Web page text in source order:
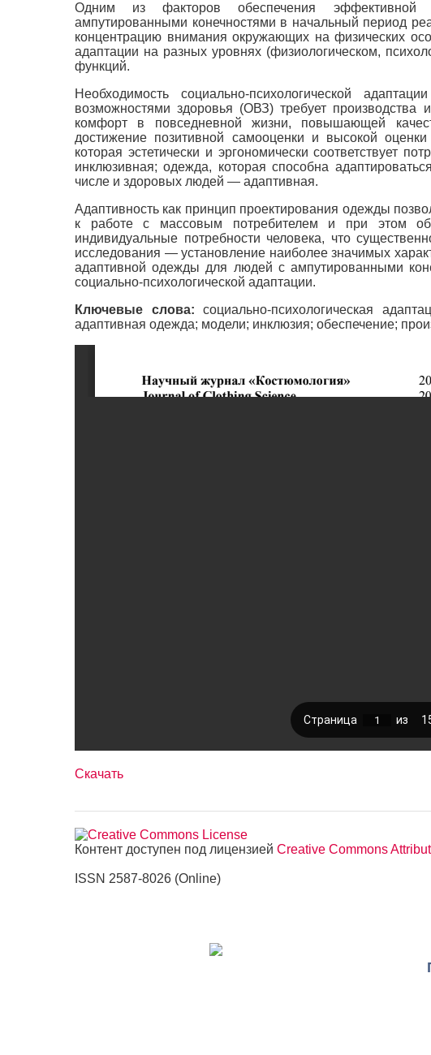
Одним из факторов обеспечения эффективной
ампутированными конечностями в начальный период
концентрацию внимания окружающих на физических
адаптации на разных уровнях (физиологическом,
функций.
Необходимость социально-психологической
возможностями здоровья (ОВЗ) требует
комфорт в повседневной жизни, повышающей
достижение позитивной самооценки и высокой
которая эстетически и эргономически соответствует
инклюзивная; одежда, которая способна
числе и здоровых людей — адаптивная.
Адаптивность как принцип проектирования одежды
к работе с массовым потребителем и при этом
индивидуальные потребности человека, что
исследования — установление наиболее значимых
адаптивной одежды для людей с ампутированными
социально-психологической адаптации.
Ключевые слова: социально-психологическая
адаптивная одежда; модели; инклюзия; обеспечение;
Скачать
Контент доступен под лицензией Creative Commons
ISSN 2587-8026 (Online)